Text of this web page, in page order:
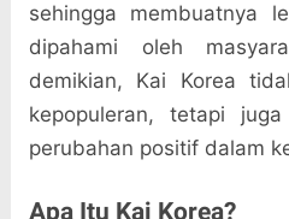
sehingga membuatnya
dipahami oleh
demikian, Kai Korea
kepopuleran, tetapi
perubahan positif dalam
Apa Itu Kai Korea?